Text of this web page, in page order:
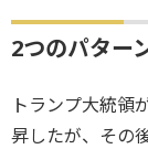
2つのパター
トランプ大統領
昇したが、その